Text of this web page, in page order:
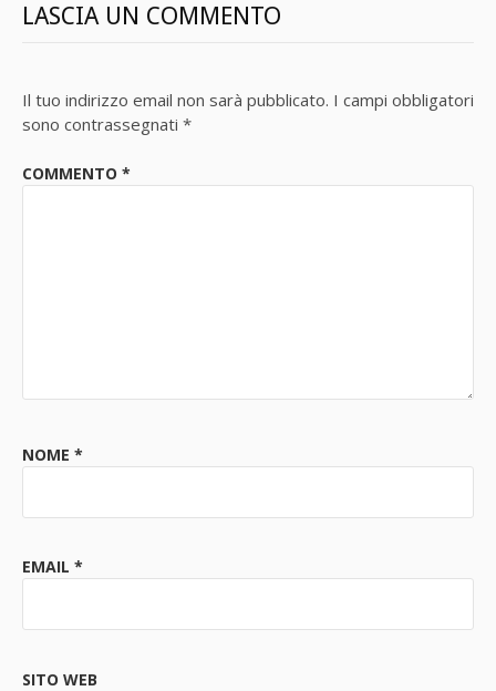
LASCIA UN COMMENTO
Il tuo indirizzo email non sarà pubblicato. I campi obbligatori
sono contrassegnati *
COMMENTO *
NOME *
EMAIL *
SITO WEB